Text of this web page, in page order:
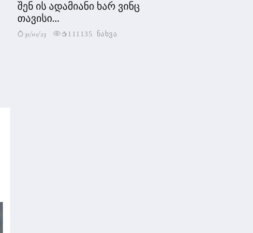
შენ ის ადამიანი ხარ ვინც
თავისი...
31/01/23 111135 ნახვა